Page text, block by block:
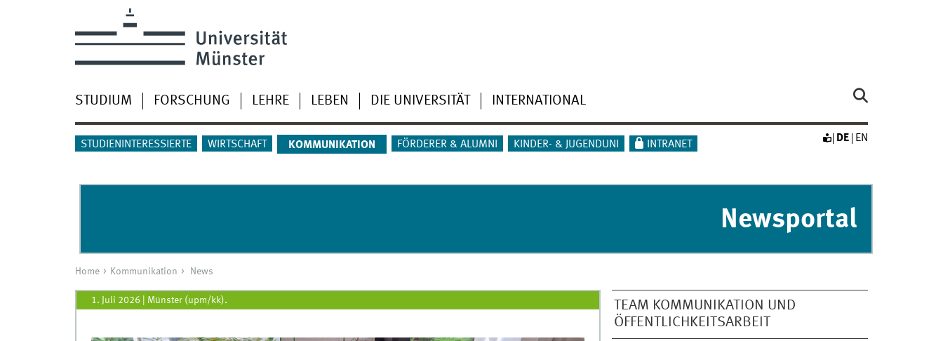
STUDIUM FORSCHUNG LEHRE LEBEN DIE UNIVERSITÄT INTERNATIONAL
STUDIENINTERESSIERTE WIRTSCHAFT KOMMUNIKATION FÖRDERER & ALUMNI KINDER- & JUGENDUNI INTRANET
DE EN
Newsportal
Home Kommunikation News
TEAM KOMMUNIKATION UND
ÖFFENTLICHKEITSARBEIT
1. Juli 2026| Münster (upm/kk).